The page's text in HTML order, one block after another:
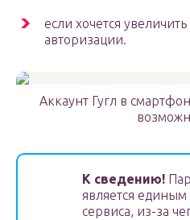
если хочется
авторизации.
Аккаунт Гугл в
К сведению!
является единым
сервиса, из-за